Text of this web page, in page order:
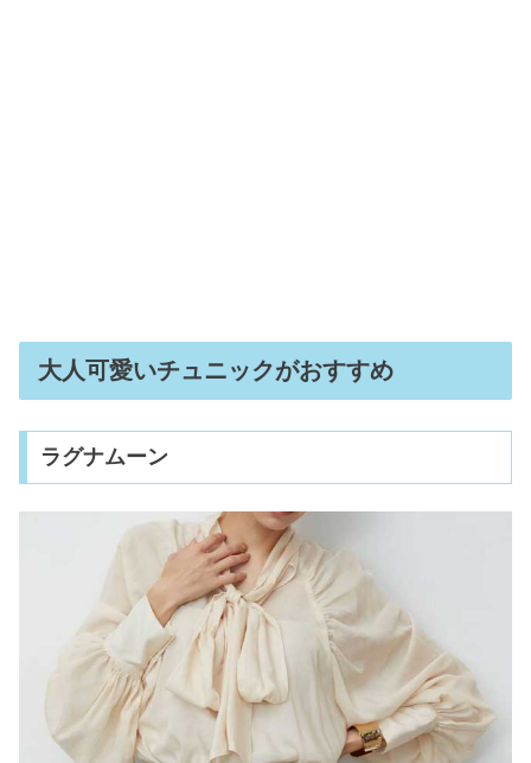
大人可愛いチュニックがおすすめ
ラグナムーン